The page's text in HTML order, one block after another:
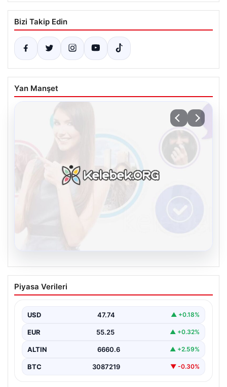
Bizi Takip Edin
Yan Manşet
Kelebek sohbet platformu İle Dijital
İletişimin Güvenli Adresi Ve Chat
İnternet çağında insanların güvenli bir biçimde bağlantı
Piyasa Verileri
USD 47.74 ▲ +0.18%
EUR 55.25 ▲ +0.32%
ALTIN 6660.6 ▲ +2.59%
BTC 3087219 ▼ -0.30%